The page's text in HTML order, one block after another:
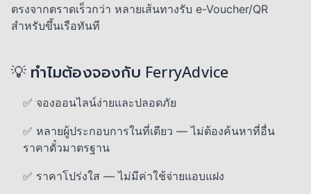
ตรงจากตราดเร็วกว่า หลายเส้นทางรับ e-Voucher/QR
สำหรับขึ้นเรือทันที
💡 ทำไมต้องจองกับ FerryAdvice
✅ จองออนไลน์ง่ายและปลอดภัย
✅ หลายผู้ประกอบการในที่เดียว — ไม่ต้องค้นหาที่อื่น
ราคาตั๋วมาตรฐาน
✅ ราคาโปร่งใส — ไม่มีค่าใช้จ่ายแอบแฝง